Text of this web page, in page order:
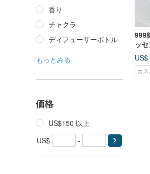
香り
チャクラ
ディフューザーボトル
もっとみる
価格
US$150 以上
US$
-
999
ッ
ーザ
カ